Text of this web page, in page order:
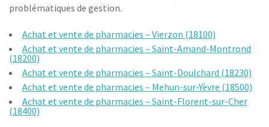
problématiques de gestion.
Achat et vente de pharmacies – Vierzon (18100)
Achat et vente de pharmacies – Saint-Amand-Montrond
(18200)
Achat et vente de pharmacies – Saint-Doulchard (18230)
Achat et vente de pharmacies – Mehun-sur-Yèvre (18500)
Achat et vente de pharmacies – Saint-Florent-sur-Cher
(18400)